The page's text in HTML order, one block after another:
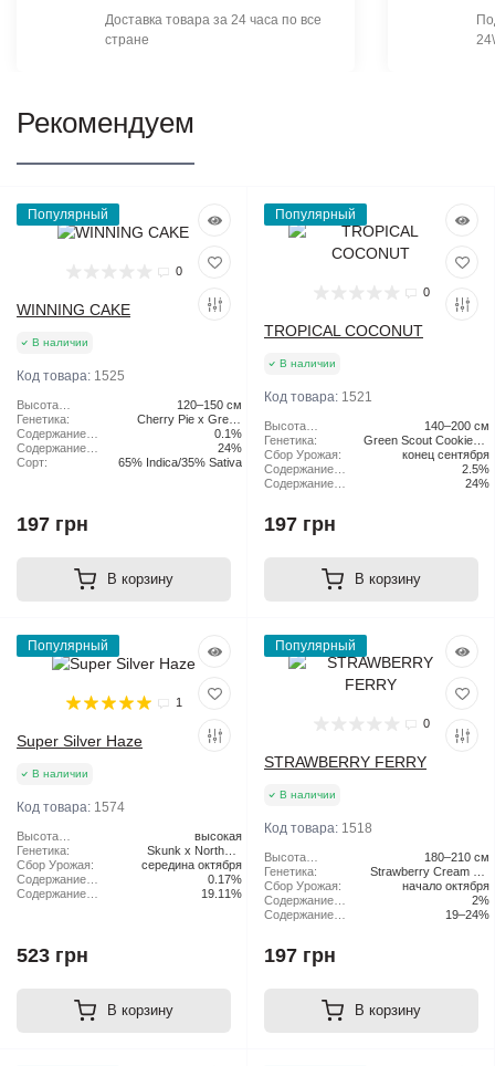
Доставка товара за 24 часа по все
стране
Рекомендуем
Популярный
0
WINNING CAKE
В наличии
Код товара: 1525
Высота
растения:
120–150 см
Генетика:
Cherry Pie x Green
Scout Cookies
Содержание
CBD:
0.1%
Содержание
ТГК:
24%
Сорт:
65% Indica/35% Sativa
197 грн
В корзину
Популярный
0
TROPICAL COCONUT
В наличии
Код товара: 1521
Высота
растения:
140–200 см
Генетика:
Green Scout Cookies x
Tangie
Сбор Урожая:
конец сентября
Содержание
CBD:
2.5%
Содержание
24%
197 грн
В корзину
Популярный
1
Super Silver Haze
В наличии
Код товара: 1574
Высота
растения:
высокая
Генетика:
Skunk x Northern
Lights x Haze
Сбор Урожая:
середина октября
Содержание
CBD:
0.17%
Содержание
19.11%
523 грн
В корзину
Популярный
0
STRAWBERRY FERRY
В наличии
Код товара: 1518
Высота
растения:
180–210 см
Генетика:
Strawberry Cream Pie
x Original Haze
Сбор Урожая:
начало октября
Содержание
CBD:
2%
Содержание
19–24%
197 грн
В корзину